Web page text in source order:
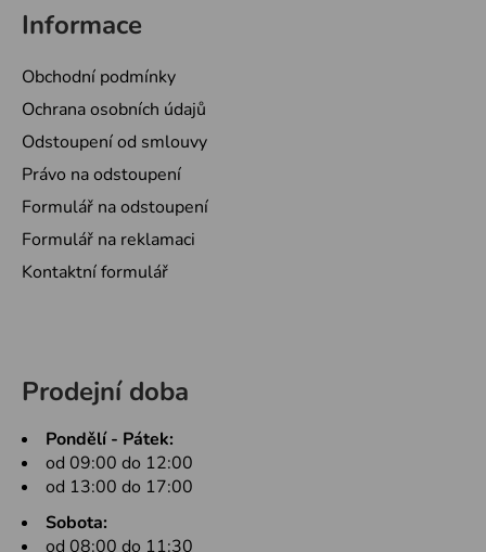
Informace
Obchodní podmínky
Ochrana osobních údajů
Odstoupení od smlouvy
Právo na odstoupení
Formulář na odstoupení
Formulář na reklamaci
Kontaktní formulář
Prodejní doba
Pondělí - Pátek:
od 09:00 do 12:00
od 13:00 do 17:00
Sobota:
od 08:00 do 11:30